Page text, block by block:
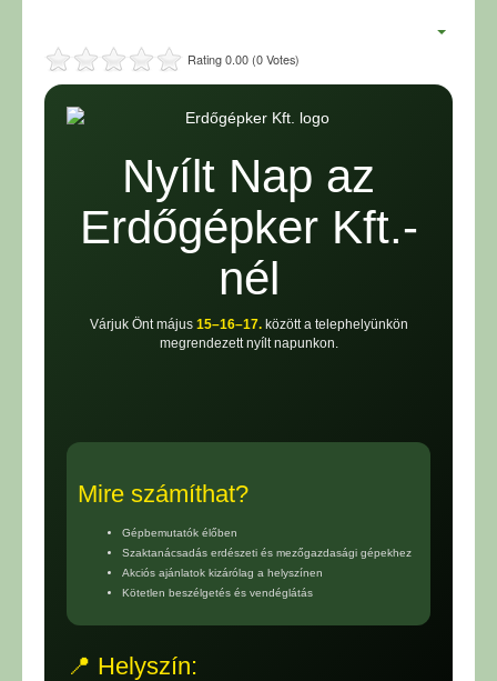
Rating 0.00 (0 Votes)
Nyílt Nap az
Erdőgépker Kft.-
nél
Várjuk Önt május 15–16–17.között a telephelyünkön
megrendezett nyílt napunkon.
Mire számíthat?
Gépbemutatók élőben
Szaktanácsadás erdészeti és mezőgazdasági gépekhez
Akciós ajánlatok kizárólag a helyszínen
Kötetlen beszélgetés és vendéglátás
📍 Helyszín: